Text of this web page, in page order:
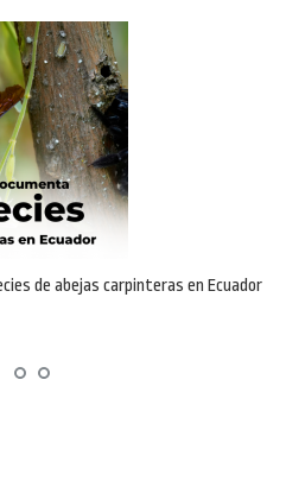
de abejas carpinteras en Ecuador